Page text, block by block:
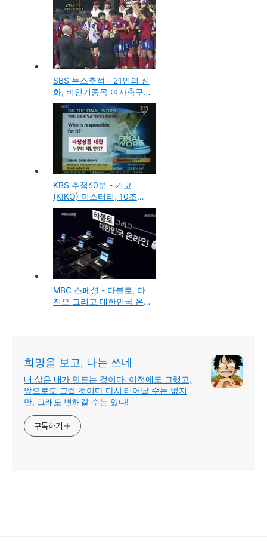
SBS 뉴스추적 - 21인의 신
화, 비인기종목 여자축구
성공의 조건
KBS 추적60분 - 키코
(KIKO) 미스터리, 10조원
의 행방은?
MBC 스페셜 - 타블로, 타
진요 그리고 대한민국 온
희망을 보고, 나는 쓰네
내 삶은 내가 만드는 것이다. 이전에도 그랬고,
앞으로도 그럴 것이다 다시 태어날 수는 없지
만, 그래도 변해갈 수는 있다!
구독하기